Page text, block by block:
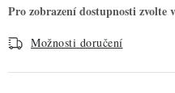
Možnosti doručení